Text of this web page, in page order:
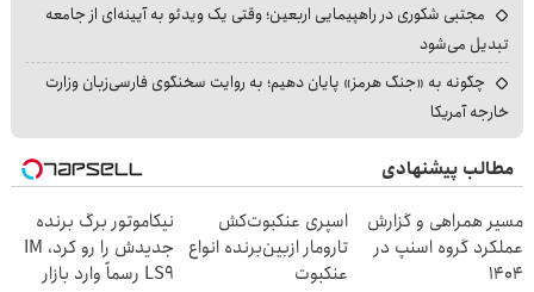
مجتبی شکوری در راهپیمایی اربعین؛ وقتی یک ویدئو به آیینه‌ای از جامعه
تبدیل می‌شود
چگونه به «جنگ هرمز» پایان دهیم؛ به روایت سخنگوی فارسی‌زبان وزارت
خارجه آمریکا
مطالب پیشنهادی
مسیر همراهی و گزارش
عملکرد گروه اسنپ در
۱۴۰۴
اسپری عنکبوت‌‌کش
تارومار ازبین‌برنده انواع
عنکبوت
نیکاموتور برگ برنده
جدیدش را رو کرد، IM
LS9 رسماً وارد بازار